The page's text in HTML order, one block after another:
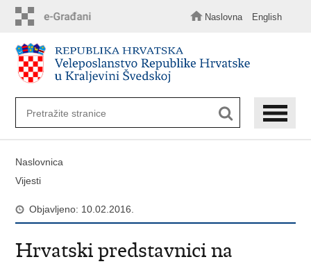
sadržaj
Naslovna English
Naslovnica
Vijesti
Objavljeno: 10.02.2016.
Hrvatski predstavnici na